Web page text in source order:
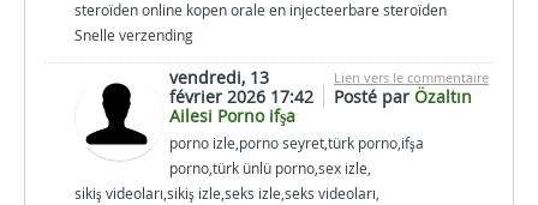
steroïden online kopen orale en injecteerbare steroïden
Snelle verzending
Lien vers le commentaire
vendredi, 13
février 2026 17:42
Posté par Özaltın
Ailesi Porno ifşa
porno izle,porno seyret,türk porno,ifşa
porno,türk ünlü porno,sex izle,
sikiş videoları,sikiş izle,seks izle,seks videoları,